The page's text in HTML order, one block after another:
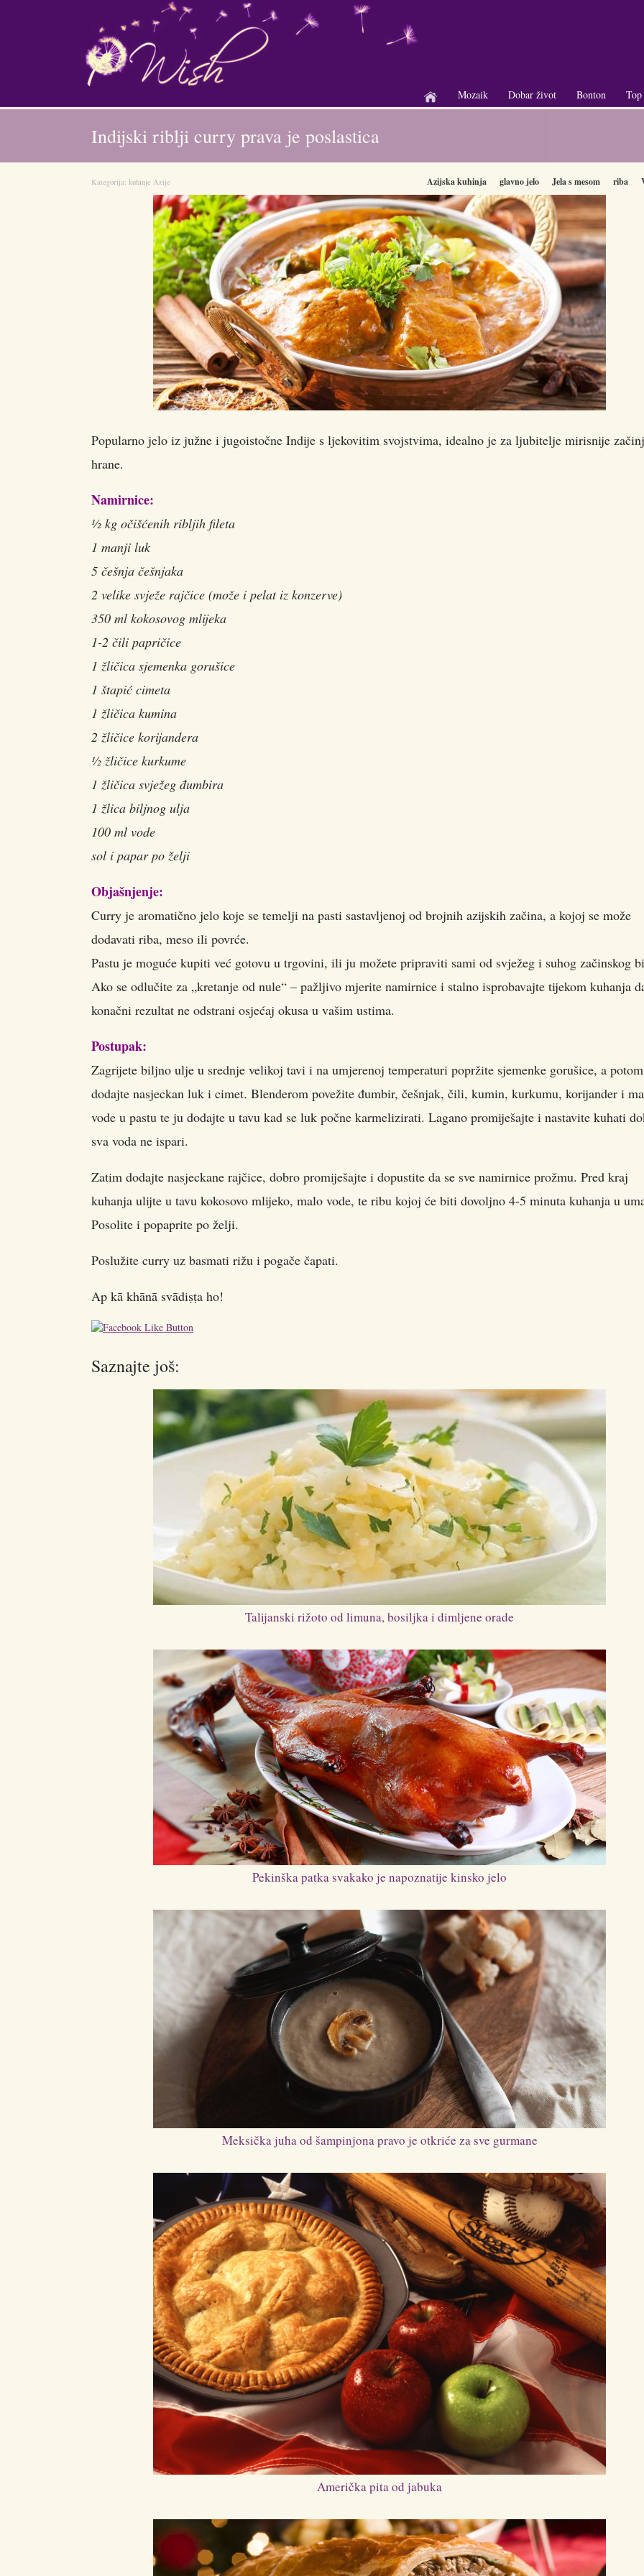
+
Mozaik
+
Dobar život
+
Bonton
Indijski riblji curry prava je poslastica
Kategorija: kuhinje Azije Azijska kuhinja glavno jelo Jela s mesom riba
Popularno jelo iz južne i jugoistočne Indije s ljekovitim svojstvima, idealno je za ljubitelje mirisnije
hrane.
Namirnice:
½ kg očišćenih ribljih fileta
1 manji luk
5 češnja češnjaka
2 velike svježe rajčice (može i pelat iz konzerve)
350 ml kokosovog mlijeka
1-2 čili papričice
1 žličica sjemenka gorušice
1 štapić cimeta
1 žličica kumina
2 žličice korijandera
½ žličice kurkume
1 žličica svježeg đumbira
1 žlica biljnog ulja
100 ml vode
sol i papar po želji
Objašnjenje:
Curry je aromatično jelo koje se temelji na pasti sastavljenoj od brojnih azijskih začina, a kojoj se može
dodavati riba, meso ili povrće.
Pastu je moguće kupiti već gotovu u trgovini, ili ju možete pripraviti sami od svježeg i suhog začinskog
Ako se odlučite za „kretanje od nule“ – pažljivo mjerite namirnice i stalno isprobavajte tijekom kuhanja
konačni rezultat ne odstrani osjećaj okusa u vašim ustima.
Postupak:
Zagrijete biljno ulje u srednje velikoj tavi i na umjerenoj temperaturi popržite sjemenke gorušice, a
dodajte nasjeckan luk i cimet. Blenderom povežite đumbir, češnjak, čili, kumin, kurkumu, korijander i
vode u pastu te ju dodajte u tavu kad se luk počne karmelizirati. Lagano promiješajte i nastavite kuhati
sva voda ne ispari.
Zatim dodajte nasjeckane rajčice, dobro promiješajte i dopustite da se sve namirnice prožmu. Pred kraj
kuhanja ulijte u tavu kokosovo mlijeko, malo vode, te ribu kojoj će biti dovoljno 4-5 minuta kuhanja u
Posolite i popaprite po želji.
Poslužite curry uz basmati rižu i pogače čapati.
Ap kā khānā svādiṣṭa ho!
Saznajte još:
Talijanski rižoto od limuna, bosiljka i dimljene orade
Pekinška patka svakako je napoznatije kinsko jelo
Meksička juha od šampinjona pravo je otkriće za sve gurmane
Američka pita od jabuka